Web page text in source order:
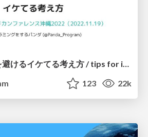
個人開発の失敗を避けるイケてる考え方 / tips for indie hackers
123 22k